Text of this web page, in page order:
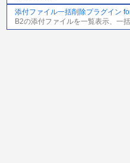
添付ファイル一括削除プラグイン
B2の添付ファイルを一覧表示、一